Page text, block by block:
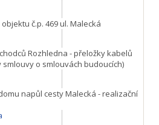
č.p. 469 ul. Malecká
Rozhledna - přeložky kabelů
smlouvy o smlouvách budoucích)
napůl cesty Malecká - realizační